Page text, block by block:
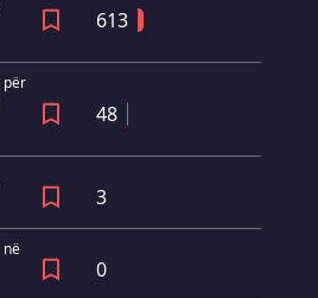
613
për
48
3
në
0